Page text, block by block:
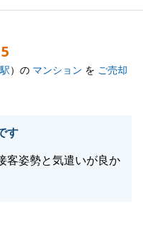
た。
5
）の マンション を ご売却
す
客姿勢と気遣いが良か